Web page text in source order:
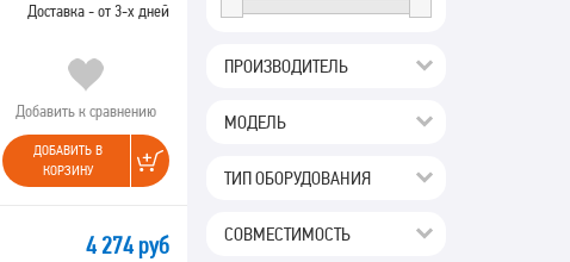
ПРОИЗВОДИТЕЛЬ
МОДЕЛЬ
ТИП ОБОРУДОВАНИЯ
СОВМЕСТИМОСТЬ
Доставка - от 3-х дней
Добавить к сравнению
ДОБАВИТЬ В
КОРЗИНУ
4 274 руб